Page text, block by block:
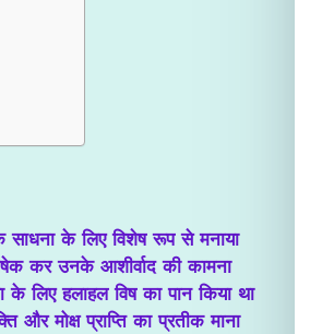
साधना के लिए विशेष रूप से मनाया
कर उनके आशीर्वाद की कामना
के लिए हलाहल विष का पान किया था
और मोक्ष प्राप्ति का प्रतीक माना